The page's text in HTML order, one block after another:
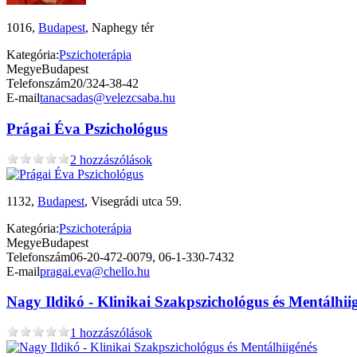
1016, Budapest, Naphegy tér
Kategória:Pszichoterápia
MegyeBudapest
Telefonszám20/324-38-42
E-mailtanacsadas@velezcsaba.hu
Prágai Éva Pszichológus
2 hozzászólások
1132, Budapest, Visegrádi utca 59.
Kategória:Pszichoterápia
MegyeBudapest
Telefonszám06-20-472-0079, 06-1-330-7432
E-mailpragai.eva@chello.hu
Nagy Ildikó - Klinikai Szakpszichológus és
1 hozzászólások